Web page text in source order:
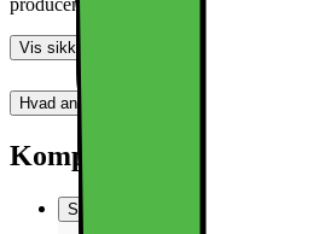
Vis sikkerhedsoplysninger
Hvad andre synes (0) Dette produkt er
Kompatibel med
Sammenlign